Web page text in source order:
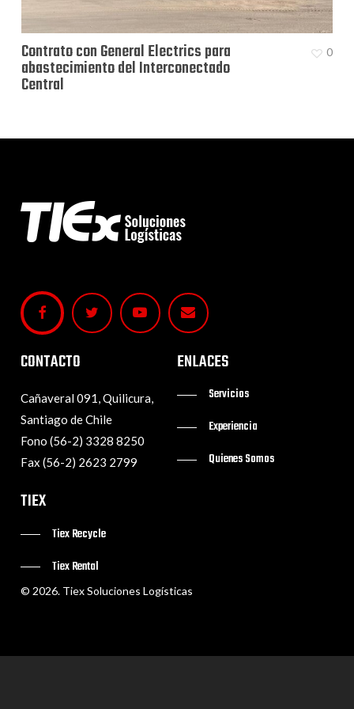
Contrato con General Electrics para
abastecimiento del Interconectado
Central
0
CONTACTO
Cañaveral 091, Quilicura,
Santiago de Chile
Fono (56-2) 3328 8250
Fax (56-2) 2623 2799
ENLACES
Servicios
Experiencia
Quienes Somos
TIEX
Tiex Recycle
Tiex Rental
© 2026. Tiex Soluciones Logísticas